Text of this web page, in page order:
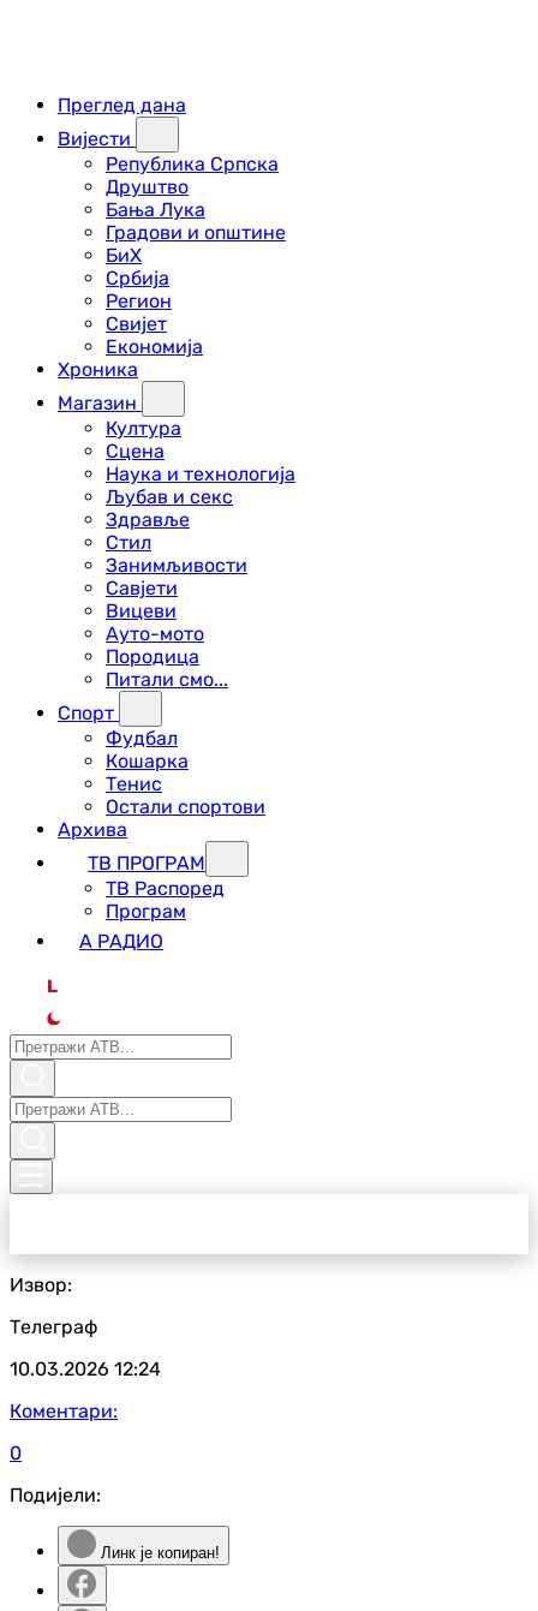
Преглед дана
Вијести
Република Српска
Друштво
Бања Лука
Градови и општине
БиХ
Србија
Регион
Свијет
Економија
Хроника
Магазин
Култура
Сцена
Наука и технологија
Љубав и секс
Здравље
Стил
Занимљивости
Савјети
Вицеви
Ауто-мото
Породица
Питали смо...
Спорт
Фудбал
Кошарка
Тенис
Остали спортови
Архива
ТВ ПРОГРАМ
ТВ Распоред
Програм
А РАДИО
L
Извор:
Телеграф
10.03.2026 12:24
Коментари:
0
Подијели:
Линк је копиран!